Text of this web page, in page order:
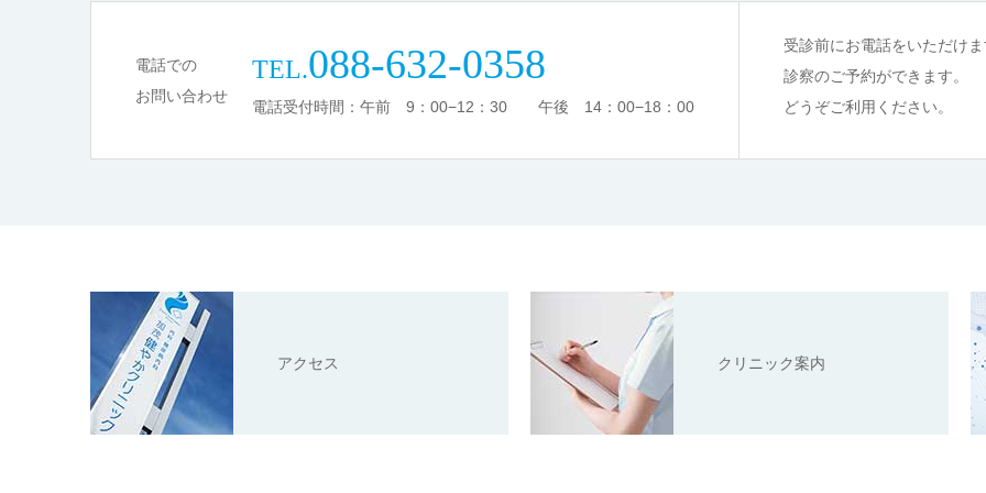
電話での
お問い合わせ
TEL.088-632-0358
電話受付時間：午前 9：00−12：30 午後 14：00−18：00
受診前にお電話をいただけ
診察のご予約ができます。
どうぞご利用ください。
アクセス クリニック案内